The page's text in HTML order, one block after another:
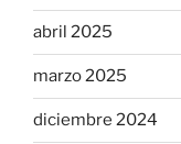
abril 2025
marzo 2025
diciembre 2024